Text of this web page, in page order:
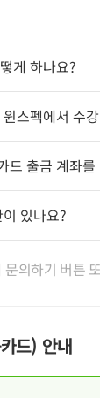
게 하나요?
일배움카드를
신 이후 고용
지 참고하고 카
스펙에서 수
정은근로자(재
초역량훈련과
드 출금 계좌
좌 변경은 불
있나요?
없이 지원 한도
(2022.07.14.
일로부터 연
제한 없이 지
의하기 버튼
드) 안내